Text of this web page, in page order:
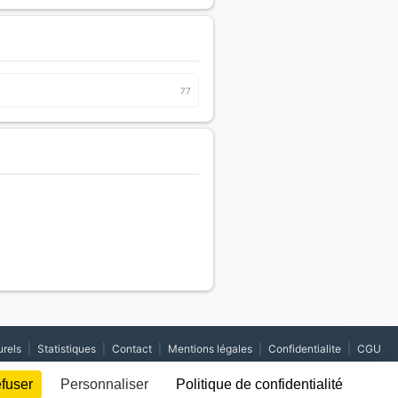
77
Statistiques Contact Mentions légales Confidentialite
CGU
Personnaliser Politique de confidentialité